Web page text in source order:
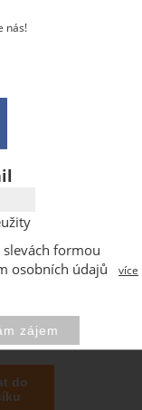
nás!
formou
osobních údajů
více